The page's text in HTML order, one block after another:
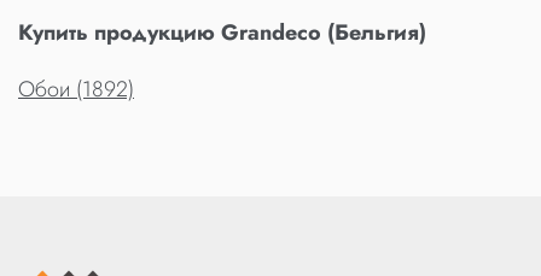
Купить продукцию Grandeco (Бельгия)
Обои (1892)